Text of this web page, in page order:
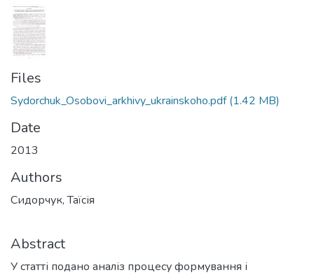
Files
Sydorchuk_Osobovi_arkhivy_ukrainskoho.pdf(1.42 MB)
Date
2013
Authors
Сидорчук, Таїсія
Abstract
У статті подано аналіз процесу формування і